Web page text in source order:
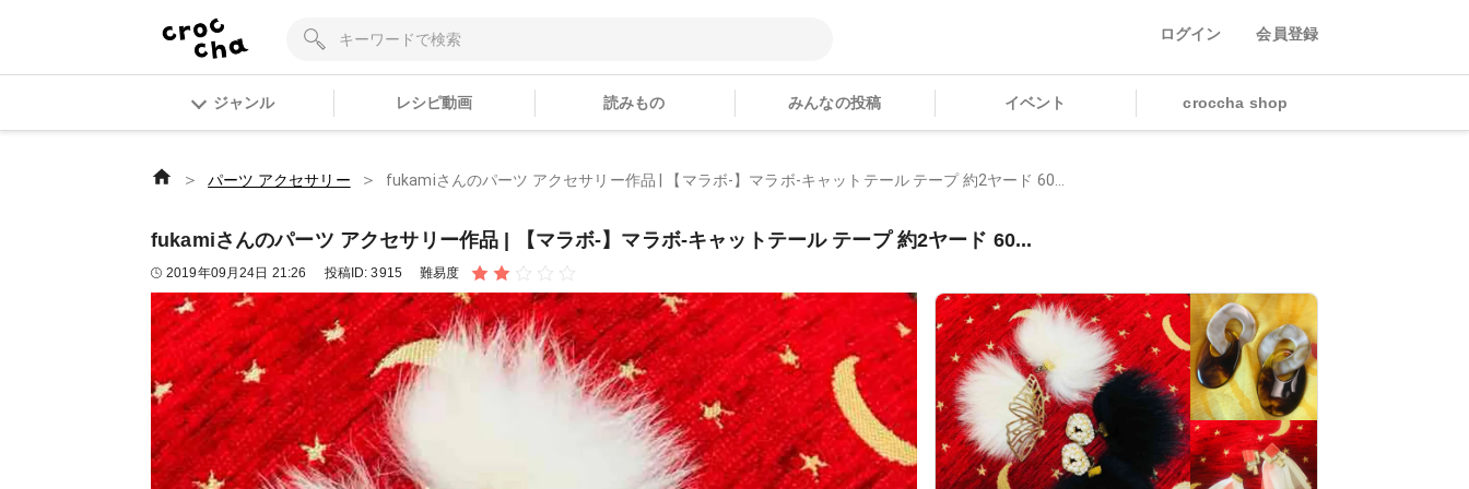
ログイン 会員登録
ジャンル レシピ動画 読みもの みんなの投稿 イベント croccha shop
＞ パーツ アクセサリー ＞ fukamiさんのパーツ アクセサリー作品 | 【マラボ-】マラボ-キャットテール テープ 約2ヤード 60...
fukamiさんのパーツ アクセサリー作品 | 【マラボ-】マラボ-キャットテール テープ 約2ヤード 60...
2019年09月24日 21:26 投稿ID:3915 難易度